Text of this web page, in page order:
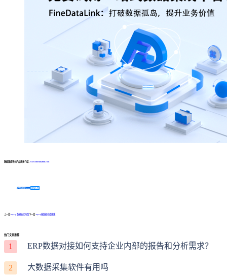
数据集成平台产品更多介绍： www.finedatalink.com
免费体验Demo 咨询方案
上一篇: mysql 数据仓库方案 下一篇: mysql做数据仓库搭建
热门文章推荐
1 ERP数据对接如何支持企业内部的报告和分析需求？
2 大数据采集软件有用吗